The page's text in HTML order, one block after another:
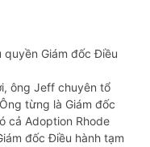
Giám đốc Điều
ông Jeff chuyên tổ
từng là Giám đốc
cả Adoption Rhode
đốc Điều hành tạm